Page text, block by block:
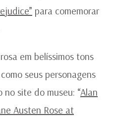
para comemorar
em belíssimos tons
seus personagens
site do museu: “Alan
Austen Rose at